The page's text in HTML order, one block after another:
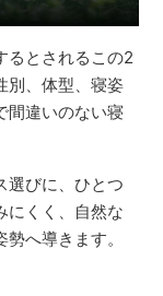
るとされるこの2
別、体型、寝姿
間違いのない寝
選びに、ひとつ
にくく、自然な
へ導きます。